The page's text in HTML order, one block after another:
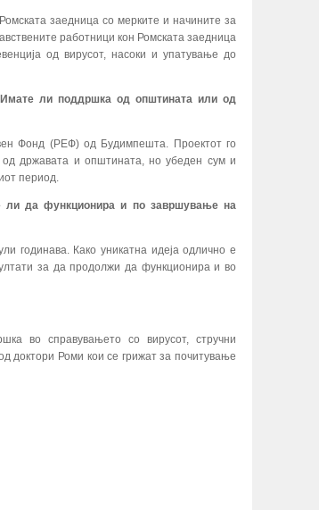
заедница со мерките и начините за
работници кон Ромската заедница
од вирусот, насоки и упатување до
Имате ли поддршка од општината или од
Фонд (РЕФ) од Будимпешта. Проектот го
од државата и општината, но убеден сум и
период.
ли да функционира и по завршување на
годинава. Како уникатна идеја одлично е
за да продолжи да функционира и во
во справувањето со вирусот, стручни
доктори Роми кои се грижат за почитување